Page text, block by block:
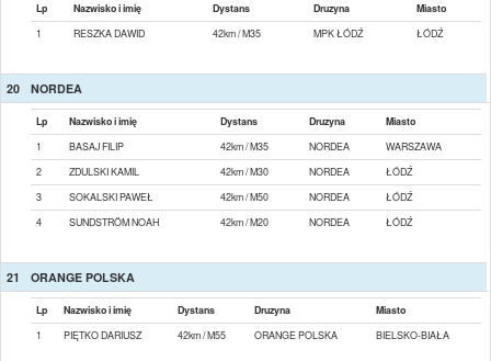
Lp Nazwisko i imię Dystans Druzyna
Miasto
1
RESZKA DAWID 42km / M35 MPK ŁÓDŹ ŁÓDŹ
20 NORDEA
Lp Nazwisko i imię Dystans Druzyna
Miasto
1
BASAJ FILIP 42km / M35 NORDEA
WARSZAWA
2
ZDULSKI KAMIL 42km / M30 NORDEA
ŁÓDŹ
3
SOKALSKI PAWEŁ 42km / M50 NORDEA
ŁÓDŹ
4
SUNDSTRÖM NOAH 42km / M20 NORDEA ŁÓDŹ
21 ORANGE POLSKA
Lp Nazwisko i imię Dystans Druzyna
Miasto
1
PIĘTKO DARIUSZ 42km / M55 ORANGE POLSKA BIELSKO-BIAŁA